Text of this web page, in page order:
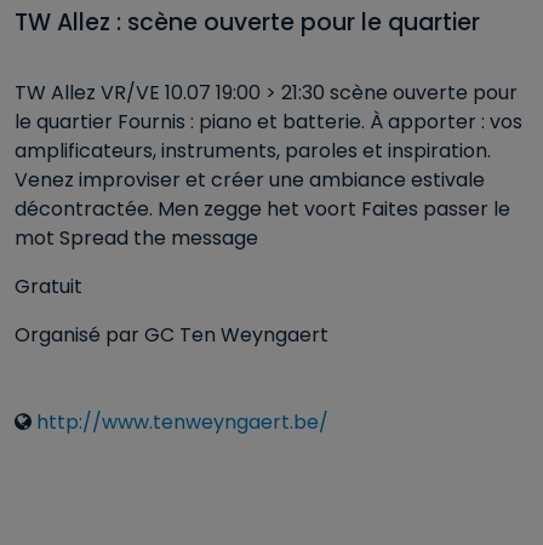
TW Allez : scène ouverte pour le quartier
TW Allez VR/VE 10.07 19:00 > 21:30 scène ouverte pour
le quartier Fournis : piano et batterie. À apporter : vos
amplificateurs, instruments, paroles et inspiration.
Venez improviser et créer une ambiance estivale
décontractée. Men zegge het voort Faites passer le
mot Spread the message
Gratuit
Organisé par GC Ten Weyngaert
Lienshttp://www.tenweyngaert.be/